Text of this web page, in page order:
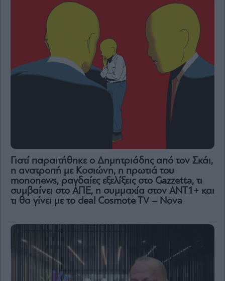
Γιατί παραιτήθηκε ο Δημητριάδης από τον Σκάι,
η ανατροπή με Κοσιώνη, η πρωτιά του
mononews, ραγδαίες εξελίξεις στο Gazzetta, τι
συμβαίνει στο ΑΠΕ, η συμμαχία στον ΑΝΤ1+ και
τι θα γίνει με το deal Cosmote TV – Nova